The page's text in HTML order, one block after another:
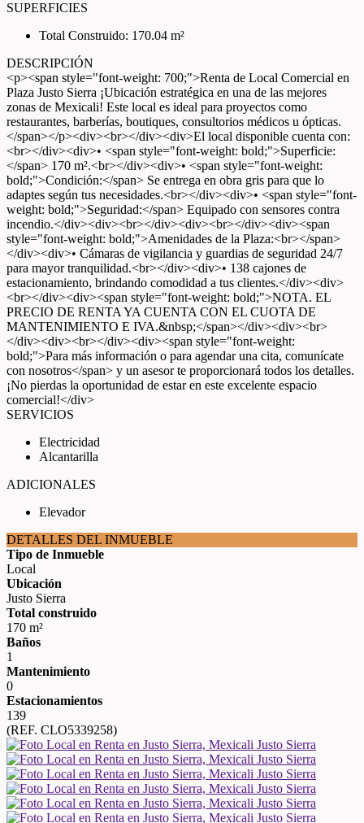
SUPERFICIES
Total Construido: 170.04 m²
DESCRIPCIÓN
<p><span style="font-weight: 700;">Renta de Local Comercial en
Plaza Justo Sierra ¡Ubicación estratégica en una de las mejores
zonas de Mexicali! Este local es ideal para proyectos como
restaurantes, barberías, boutiques, consultorios médicos u ópticas.
</span></p><div><br></div><div>El local disponible cuenta con:
<br></div><div>• <span style="font-weight: bold;">Superficie:
</span> 170 m².<br></div><div>• <span style="font-weight:
bold;">Condición:</span> Se entrega en obra gris para que lo
adaptes según tus necesidades.<br></div><div>• <span style="font-
weight: bold;">Seguridad:</span> Equipado con sensores contra
incendio.</div><div><br></div><div><br></div><div><span
style="font-weight: bold;">Amenidades de la Plaza:<br></span>
</div><div>• Cámaras de vigilancia y guardias de seguridad 24/7
para mayor tranquilidad.<br></div><div>• 138 cajones de
estacionamiento, brindando comodidad a tus clientes.</div><div>
<br></div><div><span style="font-weight: bold;">NOTA. EL
PRECIO DE RENTA YA CUENTA CON EL CUOTA DE
MANTENIMIENTO E IVA.&nbsp;</span></div><div><br>
</div><div><br></div><div><span style="font-weight:
bold;">Para más información o para agendar una cita, comunícate
con nosotros</span> y un asesor te proporcionará todos los detalles.
¡No pierdas la oportunidad de estar en este excelente espacio
comercial!</div>
SERVICIOS
Electricidad
Alcantarilla
ADICIONALES
Elevador
DETALLES DEL INMUEBLE
Tipo de Inmueble
Local
Ubicación
Justo Sierra
Total construido
170 m²
Baños
1
Mantenimiento
0
Estacionamientos
139
(REF. CLO5339258)